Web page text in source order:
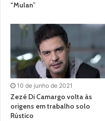
“Mulan”
10 de junho de 2021
Zezé Di Camargo volta às
origens em trabalho solo
Rústico